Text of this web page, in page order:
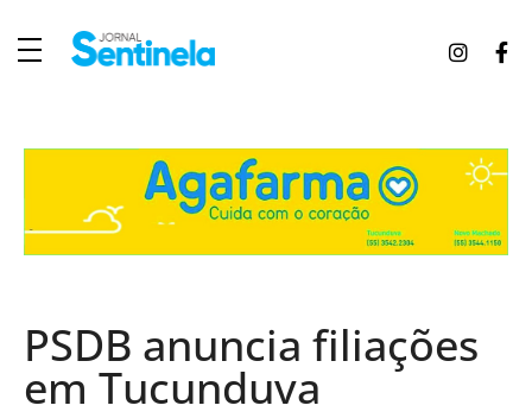
PSDB anuncia filiações
em Tucunduva